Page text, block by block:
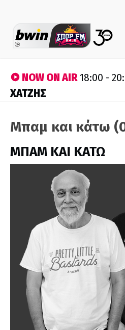
NOW ON AIR18:00 -
ΧΑΤΖΗΣ
Μπαμ και κάτω
ΜΠΑΜ ΚΑΙ ΚΑΤΩ